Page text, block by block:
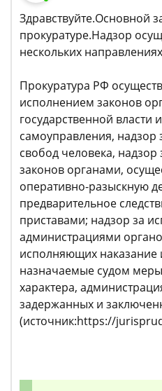
Здравствуйте.Основной
прокуратуре.Надзор
нескольких
Прокуратура РФ
исполнением законов
государственной власти
самоуправления,
свобод человека,
законов органами,
оперативно-разыскную
предварительное
приставами; надзор за
администрациями
исполняющих
назначаемые судом
характера,
задержанных и
(источник:https://